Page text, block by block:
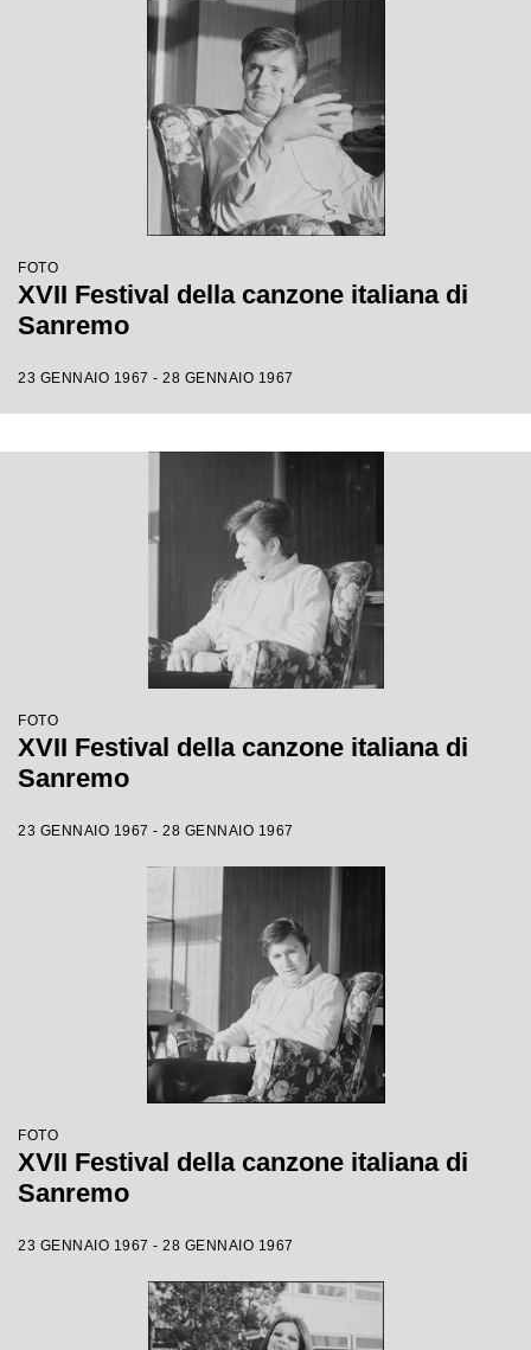
FOTO
XVII Festival della canzone italiana di
Sanremo
23 GENNAIO 1967 - 28 GENNAIO 1967
FOTO
XVII Festival della canzone italiana di
Sanremo
23 GENNAIO 1967 - 28 GENNAIO 1967
FOTO
XVII Festival della canzone italiana di
Sanremo
23 GENNAIO 1967 - 28 GENNAIO 1967